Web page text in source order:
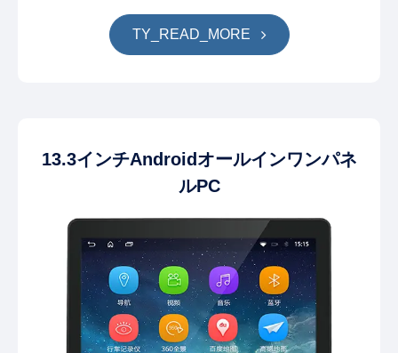
TY_READ_MORE
13.3インチAndroidオールインワンパネ
ルPC